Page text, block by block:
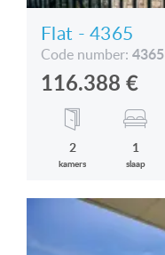
Flat - 4365
Code number: 4365
116.388 €
2
kamers
1
slaap